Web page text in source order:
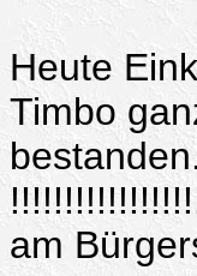
Heute
Timbo
am